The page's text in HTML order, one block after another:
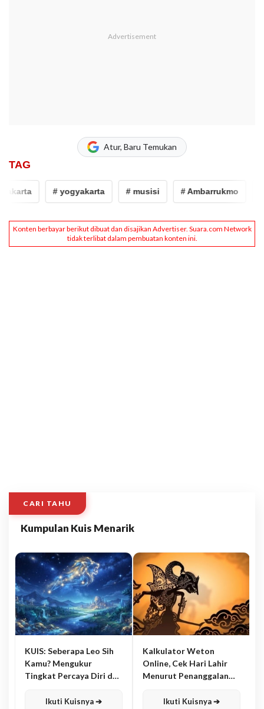
Atur, Baru Temukan
TAG
# yogyakarta # musisi # Ambarrukmo
CARI TAHU
Kumpulan Kuis Menarik
KUIS: Seberapa Leo Sih
Kamu? Mengukur
Tingkat Percaya Diri dan
Ikuti Kuisnya ➔
Kalkulator Weton
Online, Cek Hari Lahir
Menurut Penanggalan
Ikuti Kuisnya ➔